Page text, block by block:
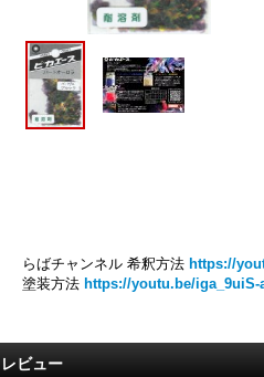
らばチャンネル 希釈方法 https://
塗装方法 https://youtu.be/
レビュー